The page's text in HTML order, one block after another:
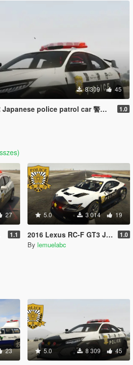
8 309 45
patrol car 警視庁式樣 [ Replace | ELS ] 1.0
27
1.1
5.0 3 014 19
2016 Lexus RC-F GT3 Japanese police patrol car 警視庁式樣 [ Replace | ELS ] 1.0
By lemuelabc
23 5.0 8 309 45